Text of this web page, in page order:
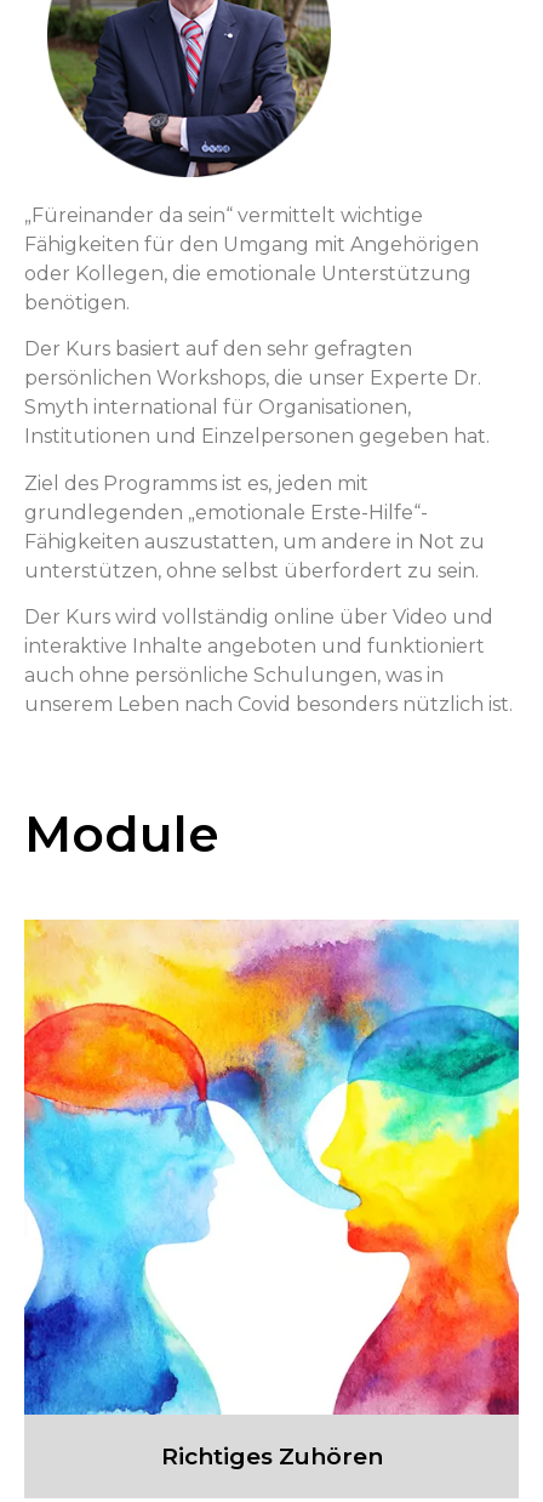
„Füreinander da sein“ vermittelt wichtige
Fähigkeiten für den Umgang mit Angehörigen
oder Kollegen, die emotionale Unterstützung
benötigen.
Der Kurs basiert auf den sehr gefragten
persönlichen Workshops, die unser Experte Dr.
Smyth international für Organisationen,
Institutionen und Einzelpersonen gegeben hat.
Ziel des Programms ist es, jeden mit
grundlegenden „emotionale Erste-Hilfe“-
Fähigkeiten auszustatten, um andere in Not zu
unterstützen, ohne selbst überfordert zu sein.
Der Kurs wird vollständig online über Video und
interaktive Inhalte angeboten und funktioniert
auch ohne persönliche Schulungen, was in
unserem Leben nach Covid besonders nützlich ist.
Module
Richtiges Zuhören